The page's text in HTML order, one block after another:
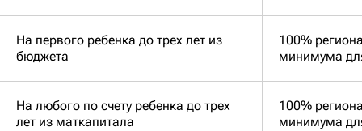
На первого ребенка до трех лет из
бюджета
100%
минимума
На любого по счету ребенка до трех
лет из маткапитала
100%
минимума